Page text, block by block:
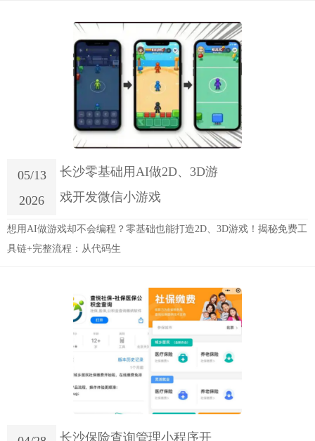
05/13
2026
长沙零基础用AI做2D、3D游
戏开发微信小游戏
想用AI做游戏却不会编程？零基础也能打造2D、3D游戏！揭秘免费工
具链+完整流程：从代码生
长沙保险查询管理小程序开